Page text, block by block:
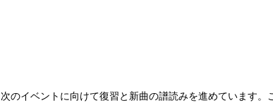
のイベントに向けて復習と新曲の譜読みを進めています。